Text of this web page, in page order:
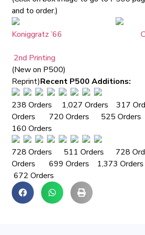
and to order.)
Koniggratz ’66
2nd Printing
(New on P500)
Reprint)Recent P500 Additions:
238 Orders 1,027 Orders 317
Orders 720 Orders 525
160 Orders
728 Orders 511 Orders 728
Orders 699 Orders 1,373 Orders
672 Orders